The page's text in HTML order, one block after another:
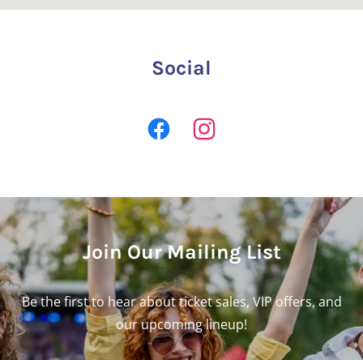
Social
Join Our Mailing List
Be the first to hear about ticket sales, VIP offers, and
our upcoming lineup!